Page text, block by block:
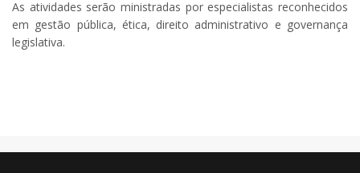
As atividades serão ministradas por especialistas reconhecidos
em gestão pública, ética, direito administrativo e governança
legislativa.